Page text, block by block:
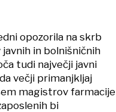
opozorila na skrb
in bolnišničnih
tudi največji javni
večji primanjkljaj
magistrov farmacije
bi